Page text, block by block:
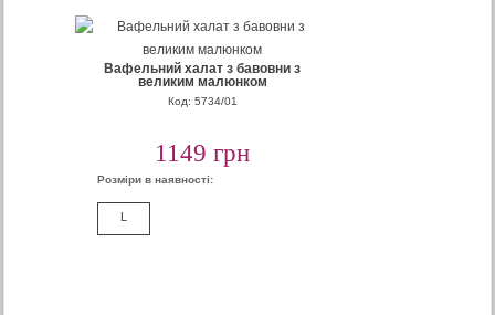
Вафельний халат з бавовни з
великим малюнком
Код: 5734/01
1149 грн
Розміри в наявності:
L